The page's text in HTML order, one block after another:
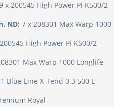
x 200545 High Power Pi K500/2
ND: 7 x 208301 Max Warp 1000
High Power Pi K500/2
Max Warp 1000 Longlife
Blue Line X-Tend 0.3 500 E
Royal